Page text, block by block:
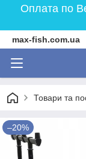
Оплата по
max-fish.com.ua
Товари та
–20%